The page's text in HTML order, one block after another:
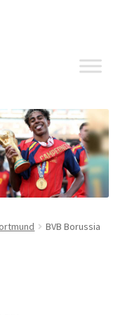
BVB Borussia